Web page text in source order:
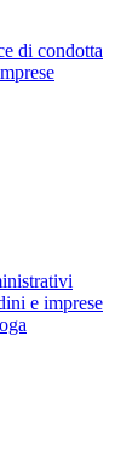
di condotta
e imprese